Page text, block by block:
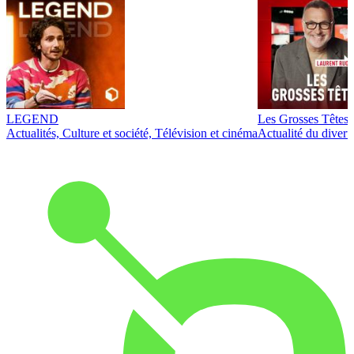
LEGEND
Actualités, Culture et société, Télévision et cinéma
Les Grosses Têtes
Actualité du